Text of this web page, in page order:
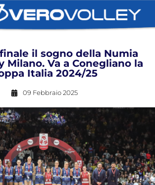
il sogno della Numia
Milano. Va a Conegliano la
Italia 2024/25
09 Febbraio 2025